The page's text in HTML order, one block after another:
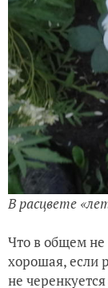
В расцвете
Что в общем не
хорошая, если
не